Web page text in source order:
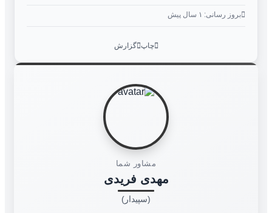
بروز رسانی: ۱ سال پیش
چاپ گزارش
مشاور شما
مهدی فریدی
(سپیدار)